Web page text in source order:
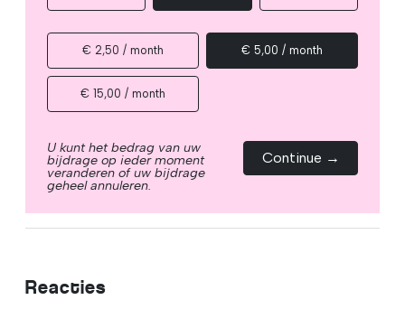
€ 2,50 / month € 5,00 / month
€ 15,00 / month
U kunt het bedrag van uw
bijdrage op ieder moment
veranderen of uw bijdrage
geheel annuleren.
Continue →
Reacties